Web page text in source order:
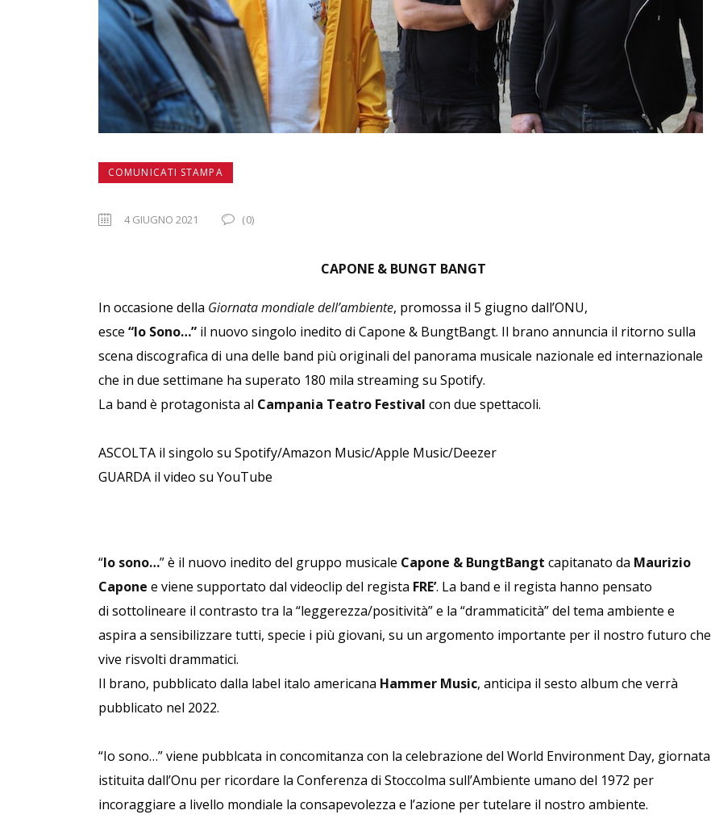
COMUNICATI STAMPA
4 GIUGNO 2021 (0)
CAPONE & BUNGT BANGT
In occasione della Giornata mondiale dell’ambiente, promossa il 5 giugno dall’ONU,
esce “Io Sono…” il nuovo singolo inedito di Capone & BungtBangt. Il brano annuncia il ritorno sulla
scena discografica di una delle band più originali del panorama musicale nazionale ed internazionale
che in due settimane ha superato 180 mila streaming su Spotify.
La band è protagonista al Campania Teatro Festival con due spettacoli.
ASCOLTA il singolo su Spotify/Amazon Music/Apple Music/Deezer
GUARDA il video su YouTube
“Io sono…” è il nuovo inedito del gruppo musicale Capone & BungtBangt capitanato da Maurizio
Capone e viene supportato dal videoclip del regista FRE’. La band e il regista hanno pensato
di sottolineare il contrasto tra la “leggerezza/positività” e la “drammaticità” del tema ambiente e
aspira a sensibilizzare tutti, specie i più giovani, su un argomento importante per il nostro futuro che
vive risvolti drammatici.
Il brano, pubblicato dalla label italo americana Hammer Music, anticipa il sesto album che verrà
pubblicato nel 2022.
“Io sono…” viene pubblcata in concomitanza con la celebrazione del World Environment Day, giornata
istituita dall’Onu per ricordare la Conferenza di Stoccolma sull’Ambiente umano del 1972 per
incoraggiare a livello mondiale la consapevolezza e l’azione per tutelare il nostro ambiente.